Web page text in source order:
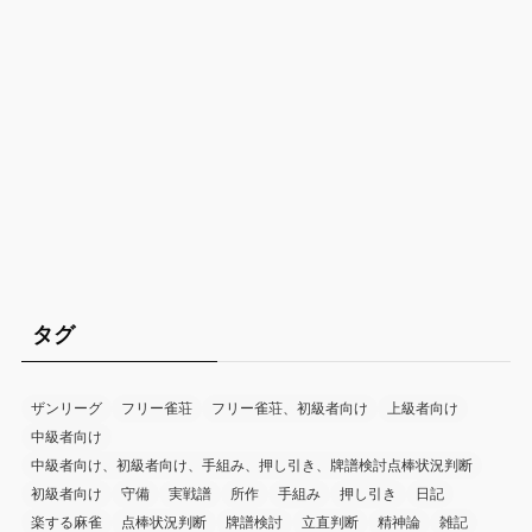
タグ
ザンリーグ フリー雀荘 フリー雀荘、初級者向け
上級者向け
中級者向け
中級者向け、初級者向け、手組み、押し引き、牌譜検討点棒状況判断
初級者向け
守備 実戦譜 所作 手組み 押し引き
日記
楽する麻雀
点棒状況判断 牌譜検討 立直判断 精神論 雑記